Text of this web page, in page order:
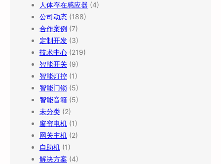
人体存在感应器 (4)
公司动态 (188)
合作案例 (7)
定制开发 (3)
技术中心 (219)
智能开关 (9)
智能灯控 (1)
智能门锁 (5)
智能音箱 (5)
未分类 (2)
窗帘电机 (1)
网关主机 (2)
自助机 (1)
解决方案 (4)